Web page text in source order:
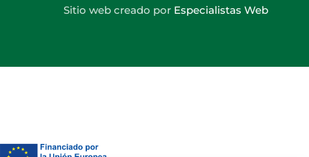
Sitio web creado por Especialistas Web